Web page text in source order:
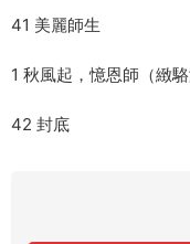
41 美麗師生
1 秋風起，憶恩師（緻駱
42 封底